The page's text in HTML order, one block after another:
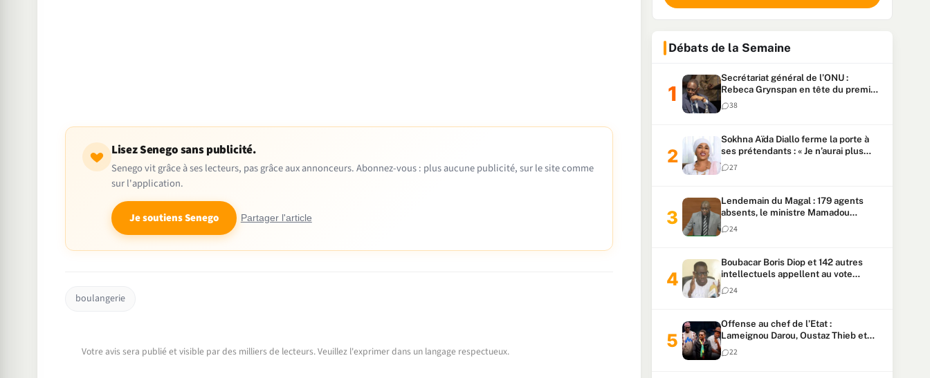
Lisez Senego sans publicité.
Senego vit grâce à ses lecteurs, pas grâce aux annonceurs. Abonnez-vous : plus aucune publicité, sur le site comme
sur l'application.
Je soutiens Senego Partager l'article
boulangerie
Votre avis sera publié et visible par des milliers de lecteurs. Veuillez l'exprimer dans un langage respectueux.
Débats de la Semaine
Secrétariat général de l’ONU :
Rebeca Grynspan en tête du premier
vote, Macky Sall pointe à la 5ᵉ place
38
Sokhna Aïda Diallo ferme la porte à
ses prétendants : « Je n’aurai plus
jamais un autre mari »
27
Lendemain du Magal : 179 agents
absents, le ministre Mamadou
Lamine Dianté exige des explications
24
Boubacar Boris Diop et 142 autres
intellectuels appellent au vote
urgent de la révision
constitutionnelle
24
Offense au chef de l’Etat :
Lameignou Darou, Oustaz Thieb et
Ndiaye Touba lourdement
condamnés
22